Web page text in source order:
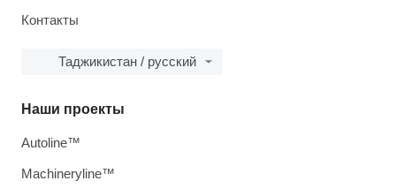
Контакты
Таджикистан / русский
Наши проекты
Autoline™
Machineryline™